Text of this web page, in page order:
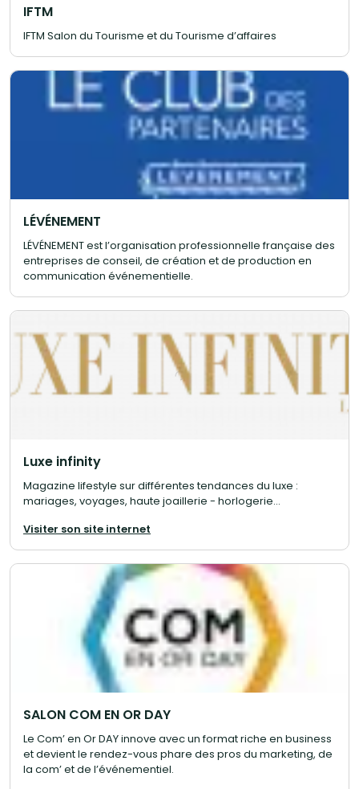
IFTM
IFTM Salon du Tourisme et du Tourisme d’affaires
LÉVÉNEMENT
LÉVÉNEMENT est l’organisation professionnelle française des
entreprises de conseil, de création et de production en
communication événementielle.
Luxe infinity
Magazine lifestyle sur différentes tendances du luxe :
mariages, voyages, haute joaillerie - horlogerie...
Visiter son site internet
SALON COM EN OR DAY
Le Com’ en Or DAY innove avec un format riche en business
et devient le rendez-vous phare des pros du marketing, de
la com’ et de l’événementiel.